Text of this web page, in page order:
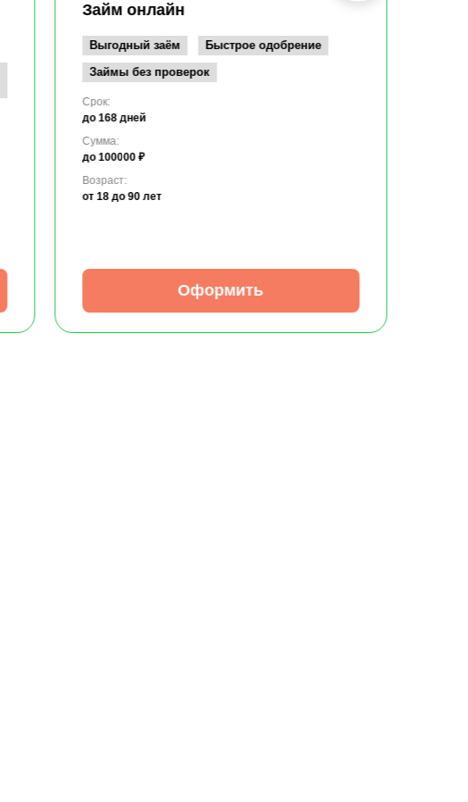
Займ онлайн
Выгодный заём
Быстрое одобрение
Займы без проверок
Срок:
до 168 дней
Сумма:
до 100000 ₽
Возраст:
от 18 до 90 лет
Оформить